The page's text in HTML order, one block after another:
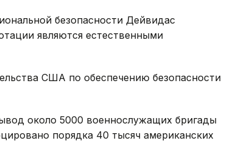
безопасности Дейвидас
являются естественными
США по обеспечению безопасности
около 5000 военнослужащих бригады
порядка 40 тысяч американских